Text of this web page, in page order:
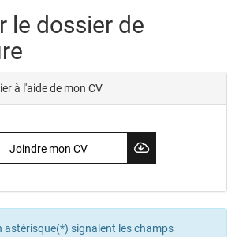
le dossier de
à l'aide de mon CV
Joindre mon CV
astérisque(*) signalent les champs